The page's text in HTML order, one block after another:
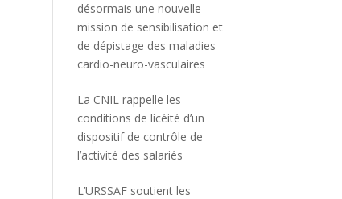
désormais une nouvelle
mission de sensibilisation et
de dépistage des maladies
cardio-neuro-vasculaires
La CNIL rappelle les
conditions de licéité d’un
dispositif de contrôle de
l’activité des salariés
L’URSSAF soutient les